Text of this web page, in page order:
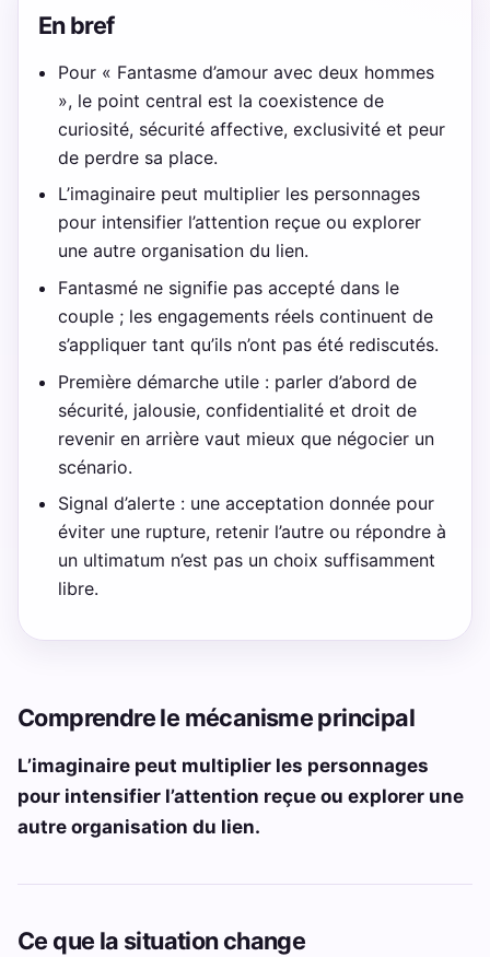
En bref
Pour « Fantasme d’amour avec deux hommes
», le point central est la coexistence de
curiosité, sécurité affective, exclusivité et peur
de perdre sa place.
L’imaginaire peut multiplier les personnages
pour intensifier l’attention reçue ou explorer
une autre organisation du lien.
Fantasmé ne signifie pas accepté dans le
couple ; les engagements réels continuent de
s’appliquer tant qu’ils n’ont pas été rediscutés.
Première démarche utile : parler d’abord de
sécurité, jalousie, confidentialité et droit de
revenir en arrière vaut mieux que négocier un
scénario.
Signal d’alerte : une acceptation donnée pour
éviter une rupture, retenir l’autre ou répondre à
un ultimatum n’est pas un choix suffisamment
libre.
Comprendre le mécanisme principal
L’imaginaire peut multiplier les personnages
pour intensifier l’attention reçue ou explorer une
autre organisation du lien.
Ce que la situation change